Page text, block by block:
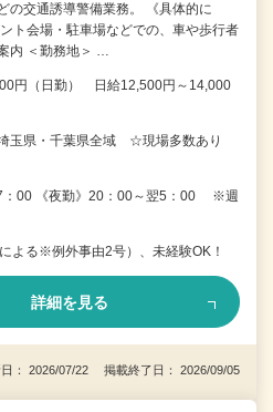
の交通誘導警備業務。 《具体的に
ト会場・駐車場などでの、車や歩行者
内 ＜勤務地＞ …
円（日勤） 日給12,500円～14,000
玉県・千葉県全域 ☆現場多数あり
：00 《夜勤》20：00～翌5：00 ※週
よる※例外事由2号）、未経験OK！
詳細を見る
： 2026/07/22 掲載終了日： 2026/09/05